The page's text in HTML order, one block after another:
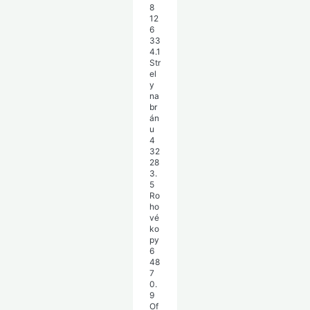
8
12
6
33
4.1
Str
el
y
na
br
án
u
4
32
28
3.
5
Ro
ho
vé
ko
py
6
48
7
0.
9
Of